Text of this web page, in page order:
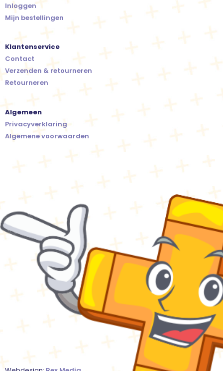
Inloggen
Mijn bestellingen
Klantenservice
Contact
Verzenden & retourneren
Retourneren
Algemeen
Privacyverklaring
Algemene voorwaarden